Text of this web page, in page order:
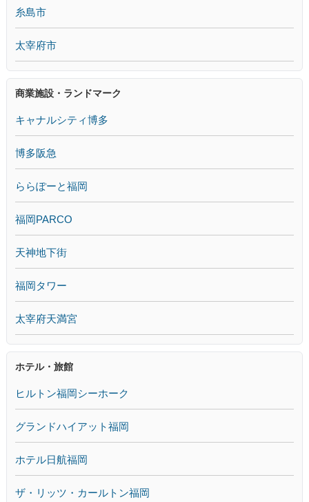
糸島市
太宰府市
商業施設・ランドマーク
キャナルシティ博多
博多阪急
ららぽーと福岡
福岡PARCO
天神地下街
福岡タワー
太宰府天満宮
ホテル・旅館
ヒルトン福岡シーホーク
グランドハイアット福岡
ホテル日航福岡
ザ・リッツ・カールトン福岡